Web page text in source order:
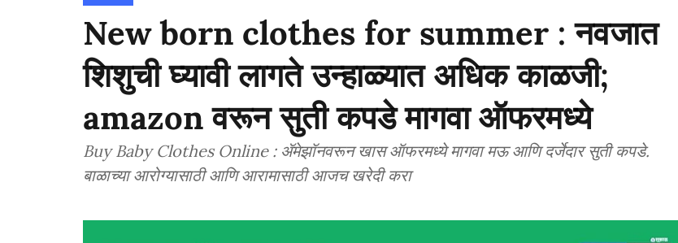
New born clothes for summer : नवजात
शिशुची घ्यावी लागते उन्हाळ्यात अधिक काळजी;
amazon वरून सुती कपडे मागवा ऑफरमध्ये
Buy Baby Clothes Online : ॲमेझॉनवरून खास ऑफरमध्ये मागवा मऊ आणि दर्जेदार सुती कपडे.
बाळाच्या आरोग्यासाठी आणि आरामासाठी आजच खरेदी करा